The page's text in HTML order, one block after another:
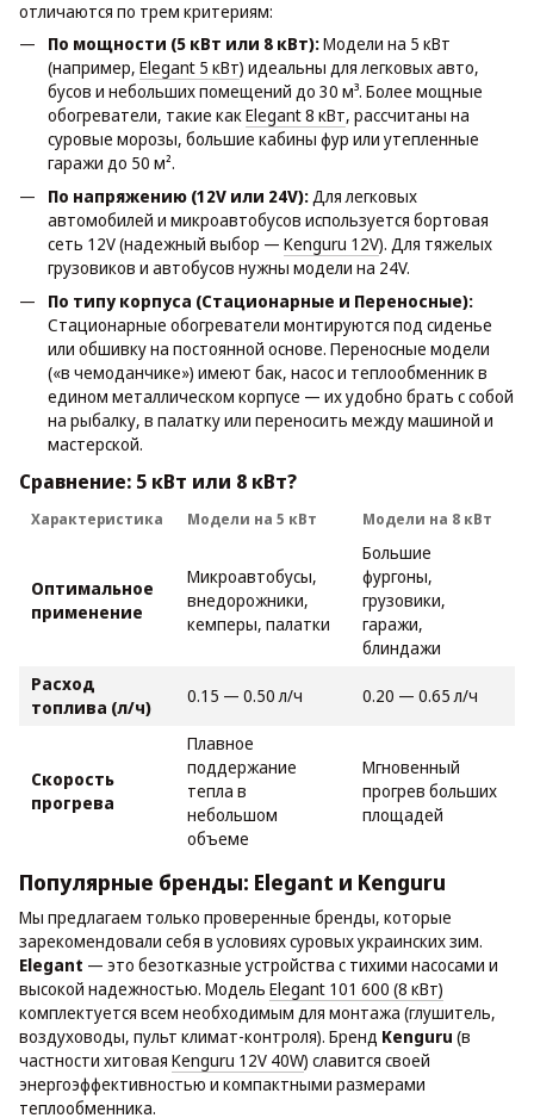
отличаются по трем критериям:
По мощности (5 кВт или 8 кВт):Модели на 5 кВт
(например, Elegant 5 кВт) идеальны для легковых авто,
бусов и небольших помещений до 30 м³. Более мощные
обогреватели, такие как Elegant 8 кВт, рассчитаны на
суровые морозы, большие кабины фур или утепленные
гаражи до 50 м².
По напряжению (12V или 24V):Для легковых
автомобилей и микроавтобусов используется бортовая
сеть 12V (надежный выбор — Kenguru 12V). Для тяжелых
грузовиков и автобусов нужны модели на 24V.
По типу корпуса (Стационарные и Переносные):
Стационарные обогреватели монтируются под сиденье
или обшивку на постоянной основе. Переносные модели
(«в чемоданчике») имеют бак, насос и теплообменник в
едином металлическом корпусе — их удобно брать с собой
на рыбалку, в палатку или переносить между машиной и
мастерской.
Сравнение: 5 кВт или 8 кВт?
Характеристика Модели на 5 кВт Модели на 8 кВт
Оптимальное
применение
Микроавтобусы,
внедорожники,
кемперы, палатки
Большие
фургоны,
грузовики,
гаражи,
блиндажи
Расход
топлива (л/ч)
0.15 — 0.50 л/ч 0.20 — 0.65 л/ч
Скорость
прогрева
Плавное
поддержание
тепла в
небольшом
объеме
Мгновенный
прогрев больших
площадей
Популярные бренды: Elegant и Kenguru
Мы предлагаем только проверенные бренды, которые
зарекомендовали себя в условиях суровых украинских зим.
Elegant — это безотказные устройства с тихими насосами и
высокой надежностью. Модель Elegant 101 600 (8 кВт)
комплектуется всем необходимым для монтажа (глушитель,
воздуховоды, пульт климат-контроля). Бренд Kenguru (в
частности хитовая Kenguru 12V 40W) славится своей
энергоэффективностью и компактными размерами
теплообменника.